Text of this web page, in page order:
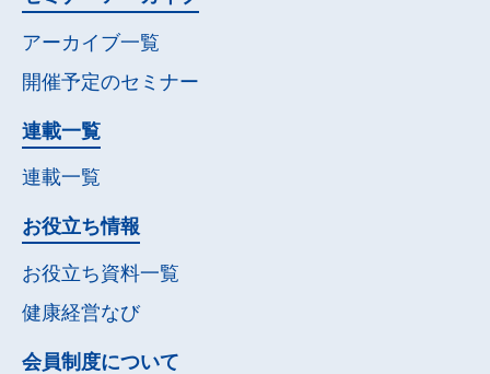
アーカイブ一覧
開催予定のセミナー
連載一覧
連載一覧
お役立ち情報
お役立ち資料一覧
健康経営なび
会員制度について